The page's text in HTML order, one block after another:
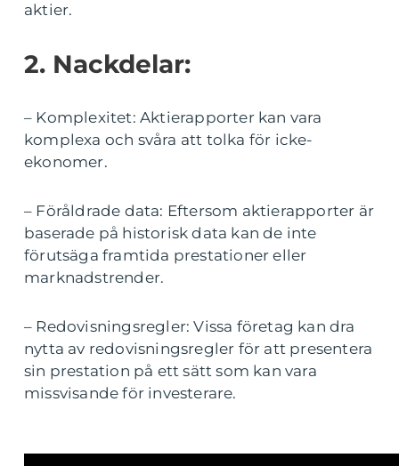
aktier.
2. Nackdelar:
– Komplexitet: Aktierapporter kan vara
komplexa och svåra att tolka för icke-
ekonomer.
– Föråldrade data: Eftersom aktierapporter är
baserade på historisk data kan de inte
förutsäga framtida prestationer eller
marknadstrender.
– Redovisningsregler: Vissa företag kan dra
nytta av redovisningsregler för att presentera
sin prestation på ett sätt som kan vara
missvisande för investerare.